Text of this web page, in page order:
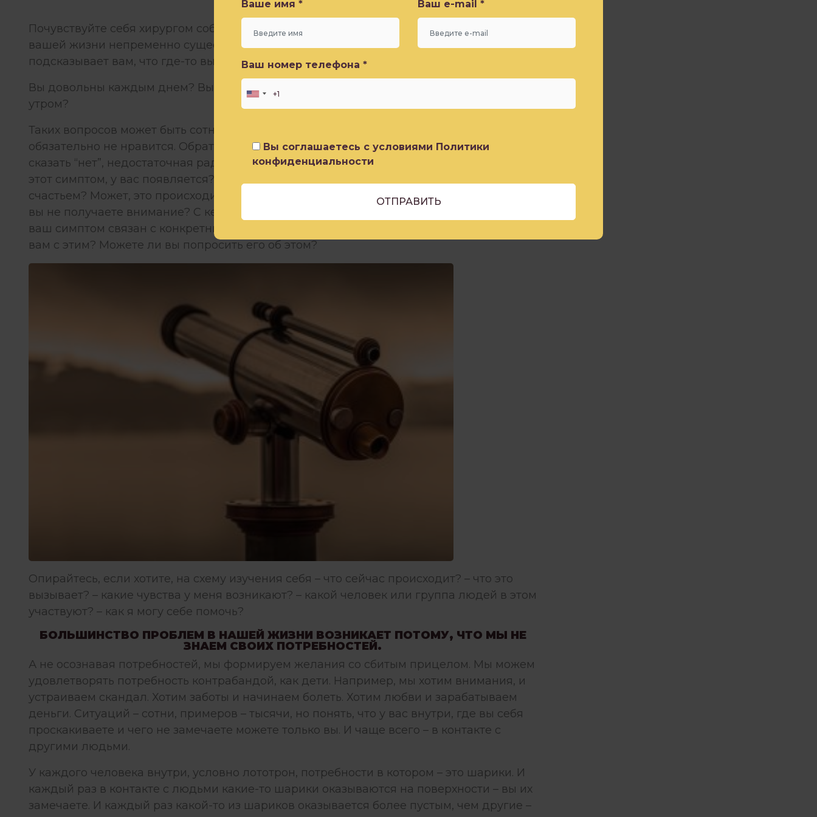
КАК РАЗОБРАТЬСЯ?
Почувствуйте себя хирургом собственной психики. Обратите на себя внимание. В
вашей жизни непременно существует какой-то, условно скажем, симптом, который
подсказывает вам, что где-то вы не тем заняты.
Вы довольны каждым днем? Вы счастливы? Вы хотите идти домой вечером и на работу
утром?
Таких вопросов может быть сотни, поинтересуйтесь собой. Что-то вам в жизни
обязательно не нравится. Обратите на это внимание. Что это? Работа, друзья, неумение
сказать “нет”, недостаточная радость? Покопайтесь в этом – когда это недовольство,
этот симптом, у вас появляется? Когда вы обнаруживаете, что не совсем в ладу со
счастьем? Может, это происходит после общения с некоторыми людьми? Может, когда
вы не получаете внимание? С кем связаны такие ситуации? Может ли быть такое, что
ваш симптом связан с конкретным человеком? Кто этот человек? Как он может помочь
вам с этим? Можете ли вы попросить его об этом?
Опирайтесь, если хотите, на схему изучения себя – что сейчас происходит? – что это
вызывает? – какие чувства у меня возникают? – какой человек или группа людей в этом
участвуют? – как я могу себе помочь?
БОЛЬШИНСТВО ПРОБЛЕМ В НАШЕЙ ЖИЗНИ ВОЗНИКАЕТ ПОТОМУ, ЧТО МЫ НЕ
ЗНАЕМ СВОИХ ПОТРЕБНОСТЕЙ.
А не осознавая потребностей, мы формируем желания со сбитым прицелом. Мы можем
удовлетворять потребность контрабандой, как дети. Например, мы хотим внимания, и
устраиваем скандал. Хотим заботы и начинаем болеть. Хотим любви и зарабатываем
деньги. Ситуаций – сотни, примеров – тысячи, но понять, что у вас внутри, где вы себя
проскакиваете и чего не замечаете можете только вы. И чаще всего – в контакте с
другими людьми.
У каждого человека внутри, условно лототрон, потребности в котором – это шарики. И
каждый раз в контакте с людьми какие-то шарики оказываются на поверхности – вы их
замечаете. И каждый раз какой-то из шариков оказывается более пустым, чем другие –
Вы соглашаетесь с условиями Политики
конфиденциальности
Ваше имя * Ваш e-mail *
Ваш номер телефона *
Вы соглашаетесь с условиями Политики
конфиденциальности